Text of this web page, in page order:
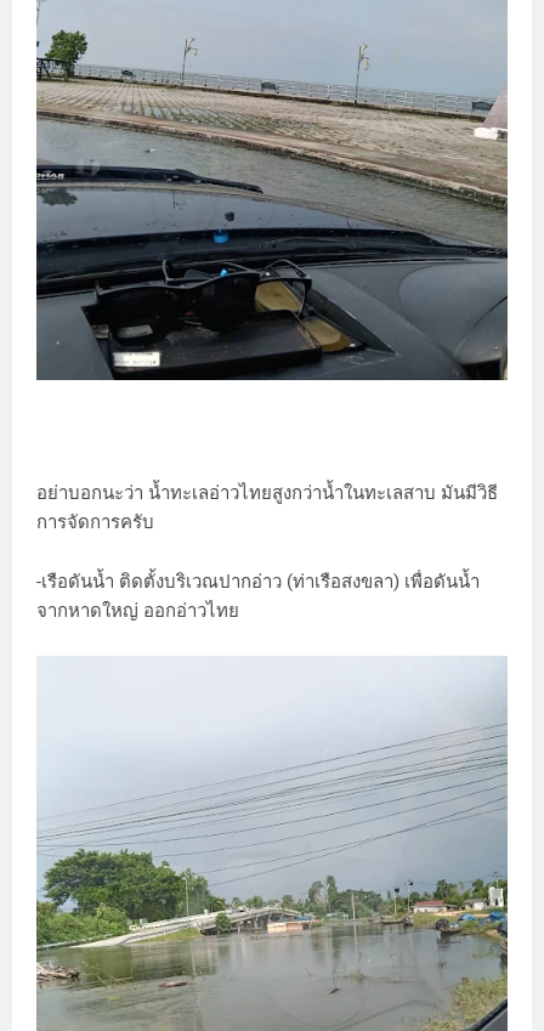
อย่าบอกนะว่า น้ำทะเลอ่าวไทยสูงกว่าน้ำในทะเลสาบ มันมีวิธี
การจัดการครับ
-เรือดันน้ำ ติดตั้งบริเวณปากอ่าว (ท่าเรือสงขลา) เพื่อดันน้ำ
จากหาดใหญ่ ออกอ่าวไทย